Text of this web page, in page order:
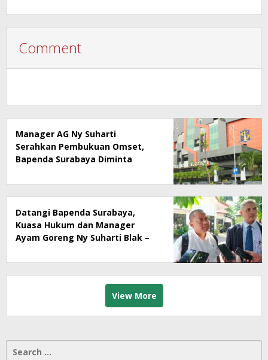
Comment
Manager AG Ny Suharti
Serahkan Pembukuan Omset,
Bapenda Surabaya Diminta
Datangi Bapenda Surabaya,
Kuasa Hukum dan Manager
Ayam Goreng Ny Suharti Blak –
Penyimpangan Pajak
View More
Search